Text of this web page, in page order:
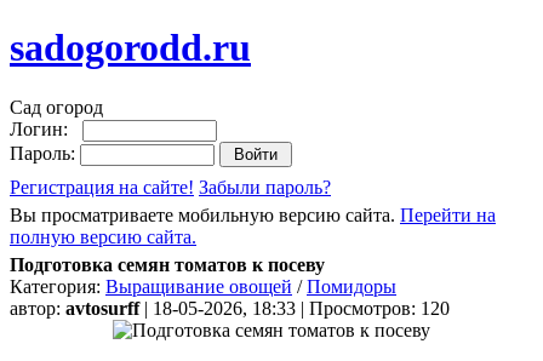
sadogorodd.ru
Сад огород
Логин:
Пароль:
Регистрация на сайте! Забыли пароль?
Вы просматриваете мобильную версию сайта. Перейти на
полную версию сайта.
Подготовка семян томатов к посеву
Категория: Выращивание овощей /Помидоры
автор: avtosurff| 18-05-2026, 18:33 | Просмотров: 120